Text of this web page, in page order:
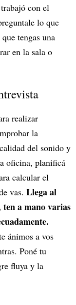
con el
lo que
tengas una
en la sala o
realizar
la
del sonido y
oficina, planificá
calcular el
vas. Llega al
a mano varias
ánimos a vos
Poné tu
fluya y la